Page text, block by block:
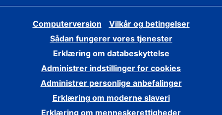
Computerversion
Vilkår og betingelser
Sådan fungerer vores tjenester
Erklæring om databeskyttelse
Administrer indstillinger for cookies
Administrer personlige anbefalinger
Erklæring om moderne slaveri
Erklæring om menneskerettigheder